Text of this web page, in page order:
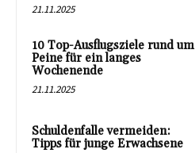
21.11.2025
10 Top-Ausflugsziele rund um
Peine für ein langes
Wochenende
21.11.2025
Schuldenfalle vermeiden:
Tipps für junge Erwachsene